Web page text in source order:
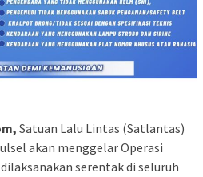
Satuan Lalu Lintas (Satlantas)
akan menggelar Operasi
serentak di seluruh